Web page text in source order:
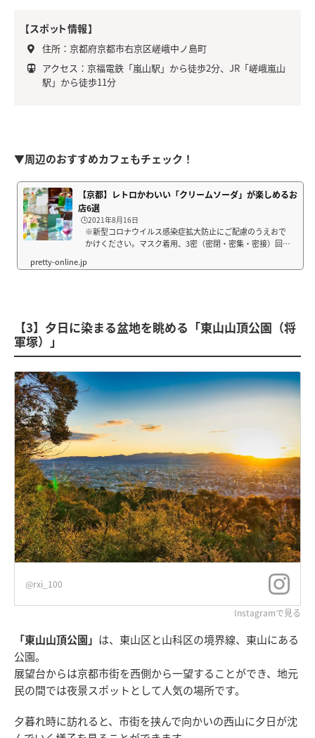
【スポット情報】
住所：京都府京都市右京区嵯峨中ノ島町
アクセス：京福電鉄「嵐山駅」から徒歩2分、JR「嵯峨嵐山
駅」から徒歩11分
▼周辺のおすすめカフェもチェック！
【京都】レトロかわいい「クリームソーダ」が楽しめるお
店6選
🕒️2021年8月16日
※新型コロナウイルス感染症拡大防止にご配慮のうえおで
かけください。マスク着用、3密（密閉・密集・密接）回
を心がけましょう。大人も楽しめるレトロかわいいクリー
【3】夕日に染まる盆地を眺める「東山山頂公園（将
軍塚）」
@rxi_100
Instagramで見る
「東山山頂公園」 は、東山区と山科区の境界線、東山にある
公園。
展望台からは京都市街を西側から一望することができ、地元
民の間では夜景スポットとして人気の場所です。
夕暮れ時に訪れると、市街を挟んで向かいの西山に夕日が沈